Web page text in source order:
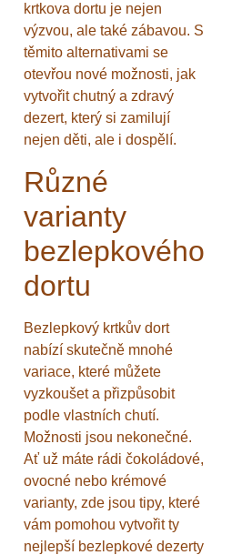
krtkova dortu je nejen
výzvou, ale také zábavou. S
těmito alternativami se
otevřou nové možnosti, jak
vytvořit chutný a zdravý
dezert, který si zamilují
nejen děti, ale i dospělí.
Různé
varianty
bezlepkového
dortu
Bezlepkový krtkův dort
nabízí skutečně mnohé
variace, které můžete
vyzkoušet a přizpůsobit
podle vlastních chutí.
Možnosti jsou nekonečné.
Ať už máte rádi čokoládové,
ovocné nebo krémové
varianty, zde jsou tipy, které
vám pomohou vytvořit ty
nejlepší bezlepkové dezerty